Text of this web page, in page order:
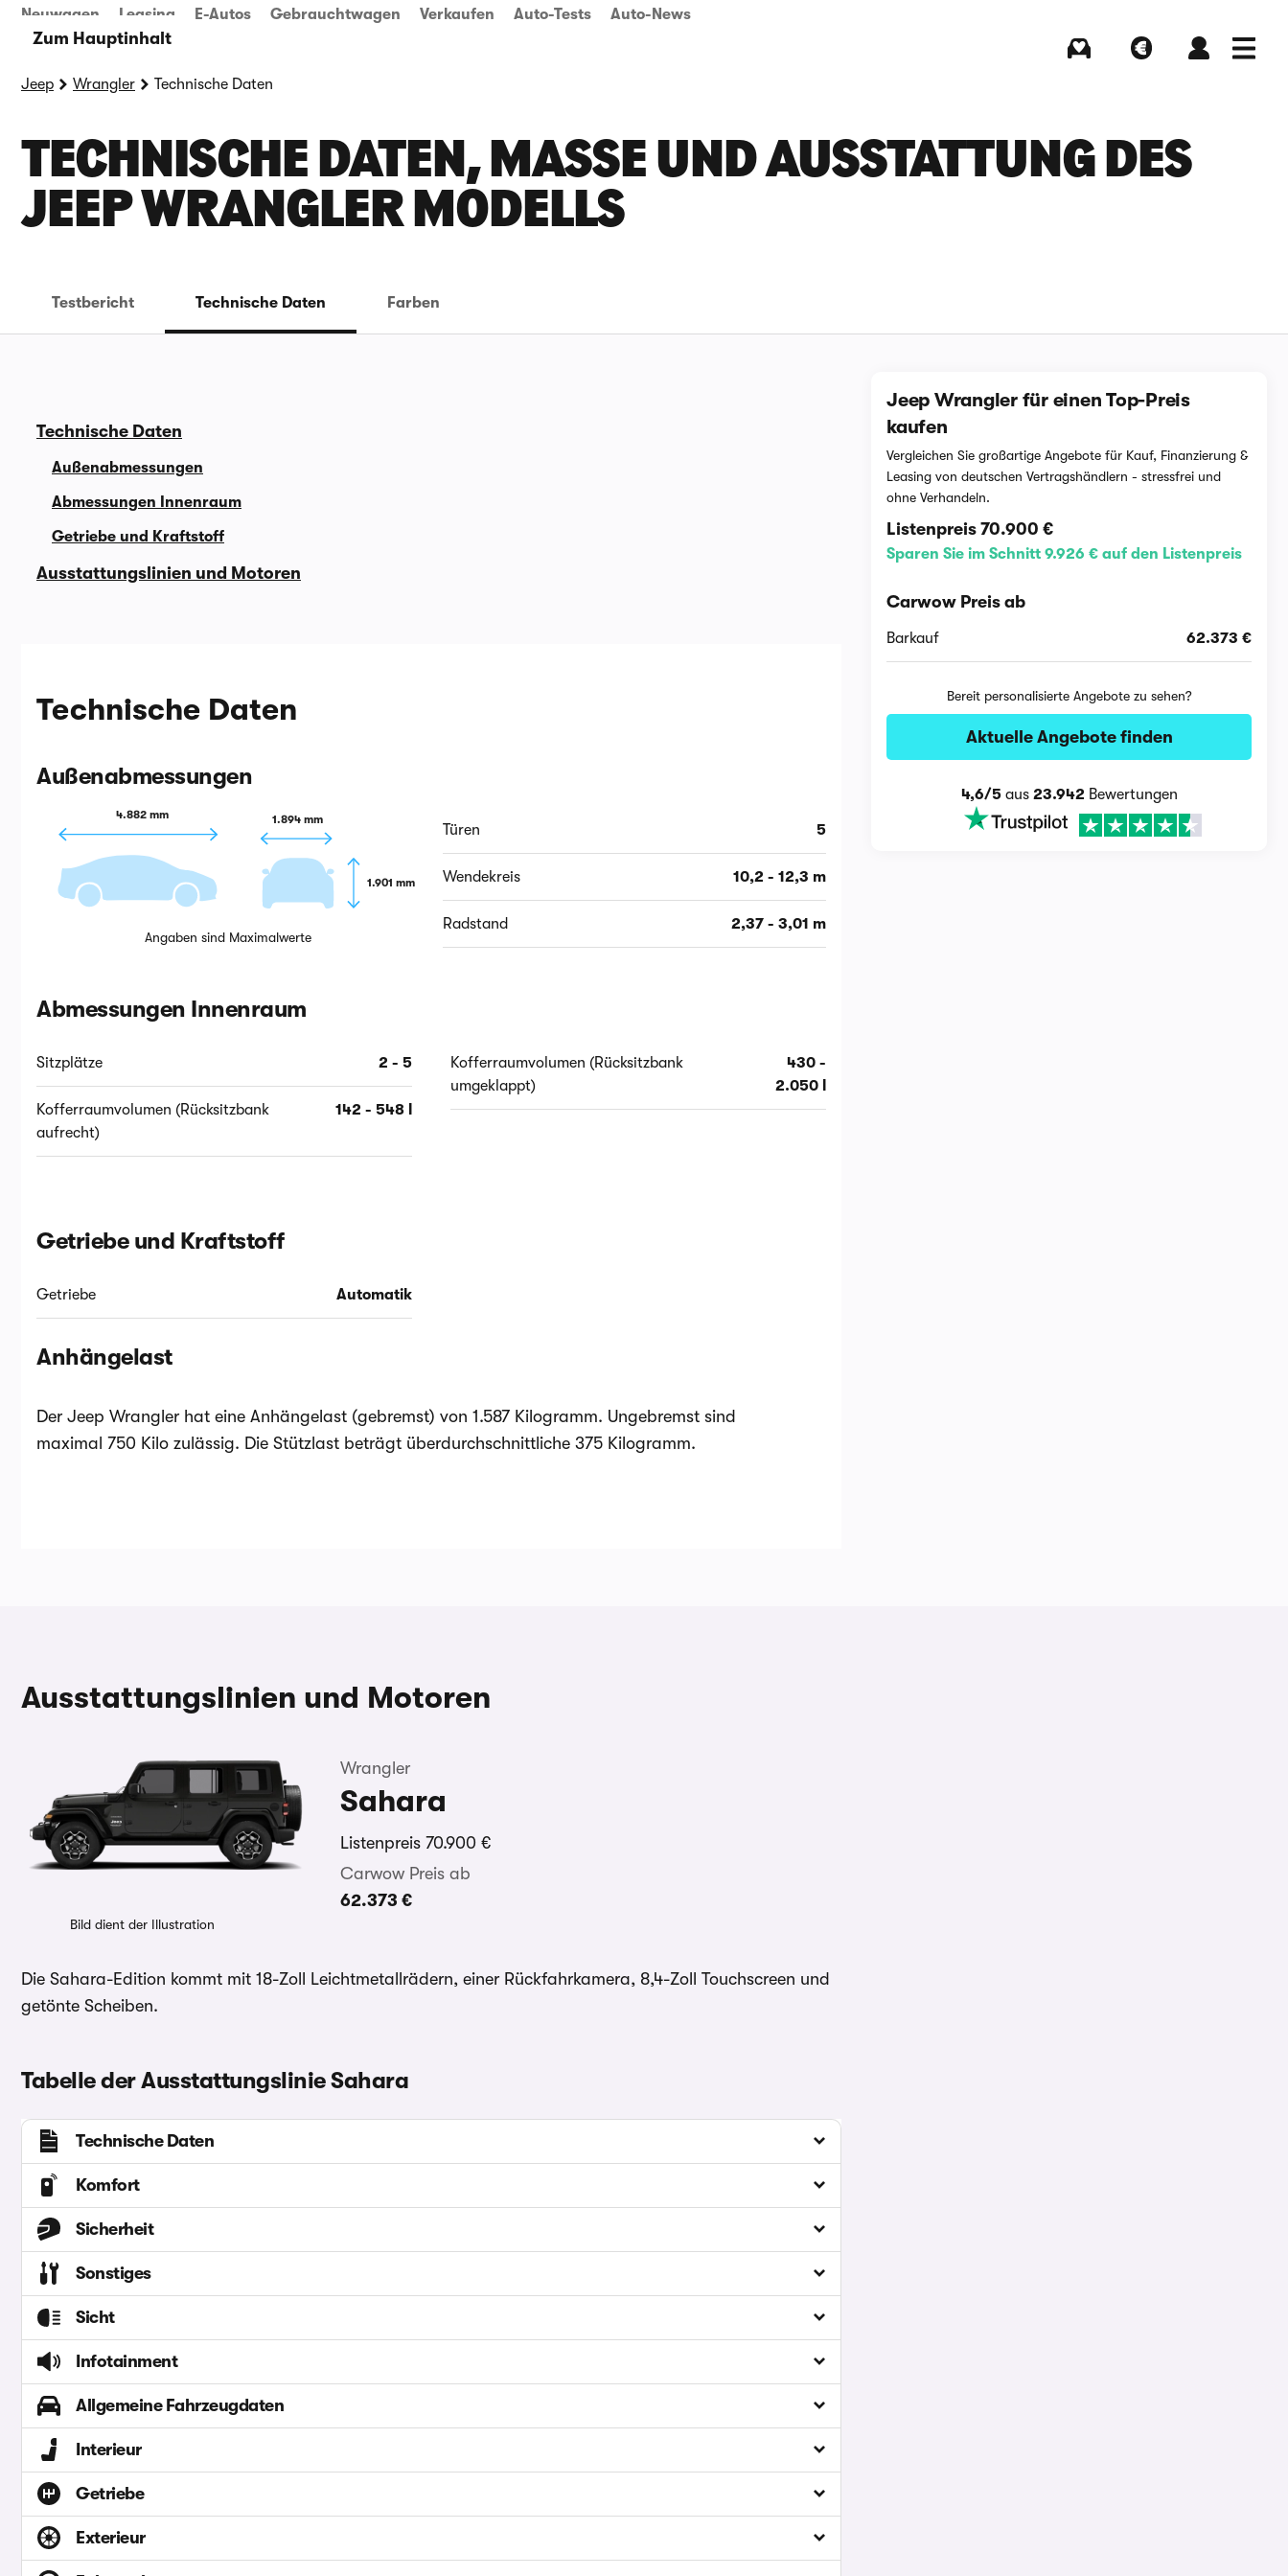
Zum Hauptinhalt
Neuwagen Leasing E-Autos Gebrauchtwagen Verkaufen Auto-Tests Auto-News
Jeep Wrangler Technische Daten
TECHNISCHE DATEN, MASSE UND AUSSTATTUNG DES J
EEP WRANGLER MODELLS
Testbericht Technische Daten Farben
Technische Daten
Außenabmessungen
Abmessungen Innenraum
Getriebe und Kraftstoff
Ausstattungslinien und Motoren
Technische Daten
Außenabmessungen
4.882 mm 1.894 mm
1.901 mm
Angaben sind Maximalwerte
Türen 5
Wendekreis 10,2 - 12,3 m
Radstand 2,37 - 3,01 m
Abmessungen Innenraum
Sitzplätze 2 - 5
Kofferraumvolumen (Rücksitzbank
aufrecht)
142 - 548 l
Kofferraumvolumen (Rücksitzbank
umgeklappt)
430 -
2.050 l
Getriebe und Kraftstoff
Getriebe Automatik
Anhängelast
Der Jeep Wrangler hat eine Anhängelast (gebremst) von 1.587 Kilogramm. Ungebremst sind
maximal 750 Kilo zulässig. Die Stützlast beträgt überdurchschnittliche 375 Kilogramm.
Jeep Wrangler für einen Top-Preis
kaufen
Vergleichen Sie großartige Angebote für Kauf, Finanzierung &
Leasing von deutschen Vertragshändlern - stressfrei und
ohne Verhandeln.
Listenpreis70.900 €
Sparen Sie im Schnitt 9.926 € auf den Listenpreis
Carwow Preis ab
Barkauf 62.373 €
Bereit personalisierte Angebote zu sehen?
Aktuelle Angebote finden
4,6/5aus 23.942 Bewertungen
Ausstattungslinien und Motoren
Bild dient der Illustration
Wrangler
Sahara
Listenpreis 70.900 €
Carwow Preis ab
62.373 €
Die Sahara-Edition kommt mit 18-Zoll Leichtmetallrädern, einer Rückfahrkamera, 8,4-Zoll Touchscreen und
getönte Scheiben.
Tabelle der Ausstattungslinie Sahara
Technische Daten
Komfort
Sicherheit
Sonstiges
Sicht
Infotainment
Allgemeine Fahrzeugdaten
Interieur
Getriebe
Exterieur